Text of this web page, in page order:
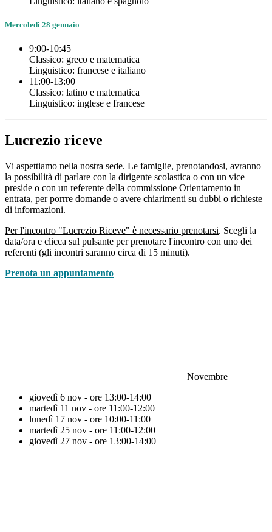
Mercoledì 28 gennaio
9:00-10:45
Classico: greco e matematica
Linguistico: francese e italiano
11:00-13:00
Classico: latino e matematica
Linguistico: inglese e francese
Lucrezio riceve
Vi aspettiamo nella nostra sede. Le famiglie, prenotandosi, avranno
la possibilità di parlare con la dirigente scolastica o con un vice
preside o con un referente della commissione Orientamento in
entrata, per porrre domande o avere chiarimenti su dubbi o richieste
di informazioni.
Per l'incontro "Lucrezio Riceve" è necessario prenotarsi. Scegli la
data/ora e clicca sul pulsante per prenotare l'incontro con uno dei
referenti (gli incontri saranno circa di 15 minuti).
Prenota un appuntamento
Novembre
giovedì 6 nov - ore 13:00-14:00
martedì 11 nov - ore 11:00-12:00
lunedì 17 nov - ore 10:00-11:00
martedì 25 nov - ore 11:00-12:00
giovedì 27 nov - ore 13:00-14:00